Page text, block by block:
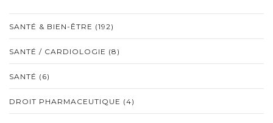
SANTÉ & BIEN-ÊTRE (192)
SANTÉ / CARDIOLOGIE (8)
SANTÉ (6)
DROIT PHARMACEUTIQUE (4)